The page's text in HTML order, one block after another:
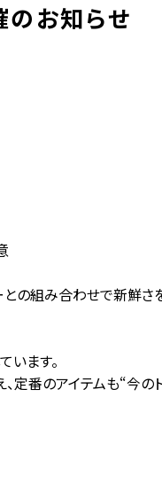
お知らせ
との組み合わせで新鮮さ
います。
定番のアイテムも“今